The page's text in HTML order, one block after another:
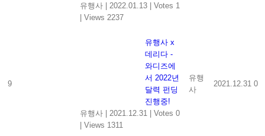
유행사 | 2022.01.13 | Votes 1
| Views 2237
9
유행사 x
데리다 -
와디즈에
서 2022년
달력 펀딩
진행중!
유행사 | 2021.12.31 | Votes 0
| Views 1311
유행
사
2021.12.31 0